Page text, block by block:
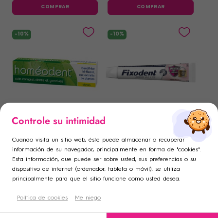
COMPRAR COMPRAR
-10%
BOIRON
completo dientes y encías
limón 75ml
4 ,39 €
3,95 €
COMPRAR
-10%
Fixodent Pro Plus Barrera
antipartículas sabor neutro
40gr
5,94 €
5,35 €
COMPRAR
-10%
Añadir a la lista de deseos ×
add_circle_outline Crear una nueva lista
((modalTitle)) ×
Crear lista de deseos ×
Nombre de la lista de deseos
Cancelar Crear lista de deseos
Iniciar sesión ×
Debe iniciar sesión para guardar productos en su lista de
deseos.
Cancelar Iniciar sesión
Controle su intimidad
Cuando visita un sitio web, éste puede almacenar o recuperar
información de su navegador, principalmente en forma de "cookies".
Esta información, que puede ser sobre usted, sus preferencias o su
dispositivo de internet (ordenador, tableta o móvil), se utiliza
principalmente para que el sitio funcione como usted desea.
Política de cookies Me niego